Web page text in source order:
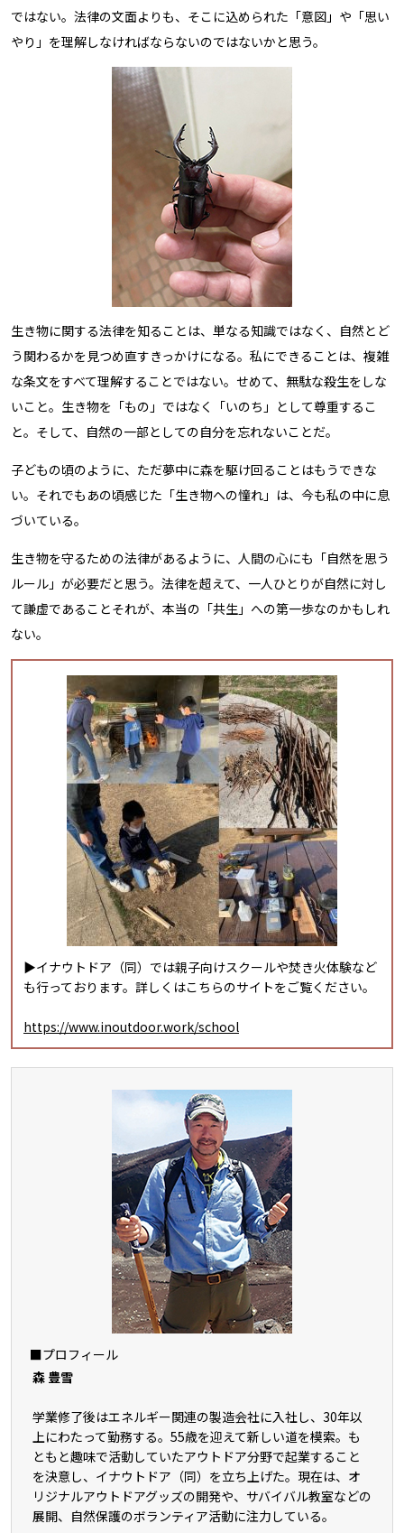
ではない。法律の文面よりも、そこに込められた「意図」や「思い
やり」を理解しなければならないのではないかと思う。
生き物に関する法律を知ることは、単なる知識ではなく、自然とど
う関わるかを見つめ直すきっかけになる。私にできることは、複雑
な条文をすべて理解することではない。せめて、無駄な殺生をしな
いこと。生き物を「もの」ではなく「いのち」として尊重するこ
と。そして、自然の一部としての自分を忘れないことだ。
子どもの頃のように、ただ夢中に森を駆け回ることはもうできな
い。それでもあの頃感じた「生き物への憧れ」は、今も私の中に息
づいている。
生き物を守るための法律があるように、人間の心にも「自然を思う
ルール」が必要だと思う。法律を超えて、一人ひとりが自然に対し
て謙虚であること――それが、本当の「共生」への第一歩なのかもしれ
ない。
▶イナウトドア（同）では親子向けスクールや焚き火体験など
も行っております。詳しくはこちらのサイトをご覧ください。
https://www.inoutdoor.work/school
■プロフィール
森 豊雪
学業修了後はエネルギー関連の製造会社に入社し、30年以
上にわたって勤務する。55歳を迎えて新しい道を模索。も
ともと趣味で活動していたアウトドア分野で起業すること
を決意し、イナウトドア（同）を立ち上げた。現在は、オ
リジナルアウトドアグッズの開発や、サバイバル教室などの
展開、自然保護のボランティア活動に注力している。